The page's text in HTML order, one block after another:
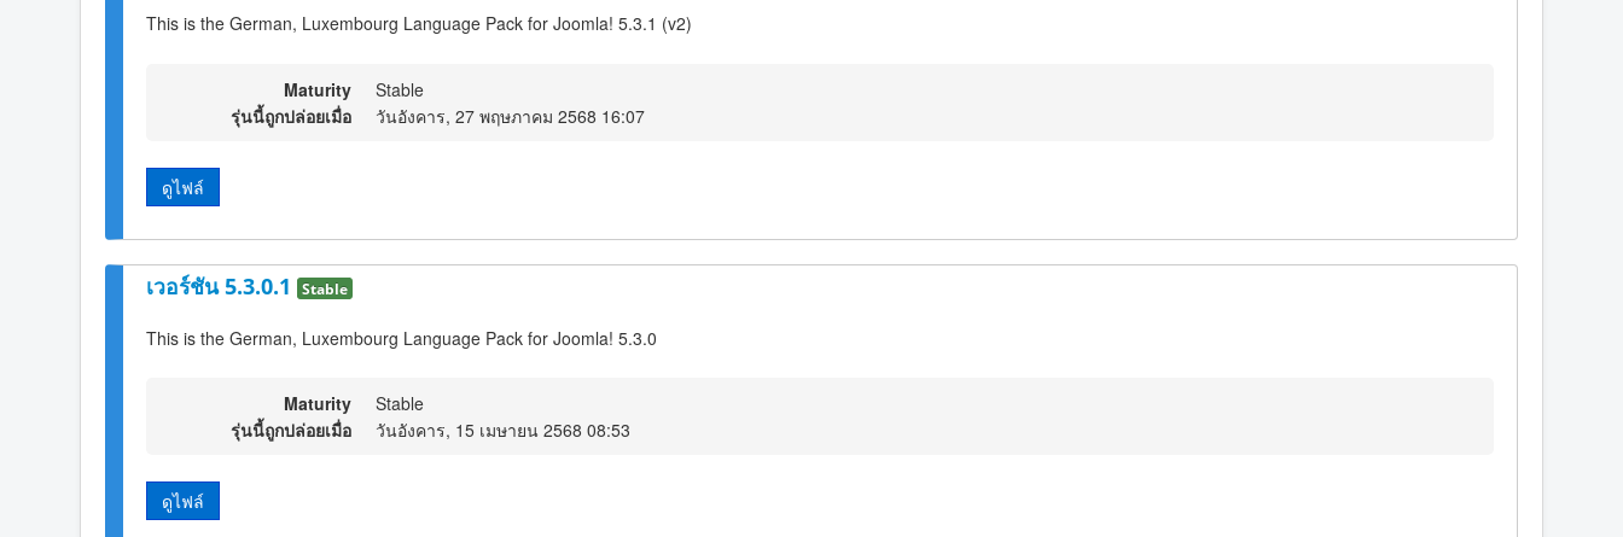
This is the German, Luxembourg Language Pack for Joomla! 5.3.1 (v2)
Maturity
Stable
รุ่นนี้ถูกปล่อยเมื่อ
วันอังคาร, 27 พฤษภาคม 2568 16:07
ดูไฟล์
เวอร์ชัน 5.3.0.1 Stable
This is the German, Luxembourg Language Pack for Joomla! 5.3.0
Maturity
Stable
รุ่นนี้ถูกปล่อยเมื่อ
วันอังคาร, 15 เมษายน 2568 08:53
ดูไฟล์